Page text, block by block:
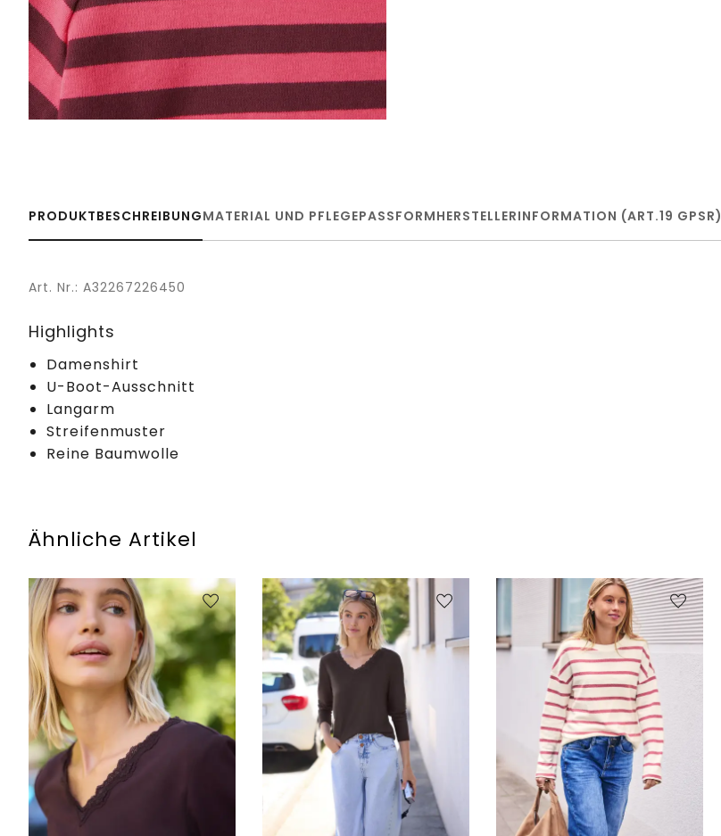
PRODUKTBESCHREIBUNGMATERIAL UND PFLEGEPASSFORMHERSTELLERINFORMATION (ART.19 GPSR)
Art. Nr.: A32267226450
Highlights
Damenshirt
U-Boot-Ausschnitt
Langarm
Streifenmuster
Reine Baumwolle
Ähnliche Artikel